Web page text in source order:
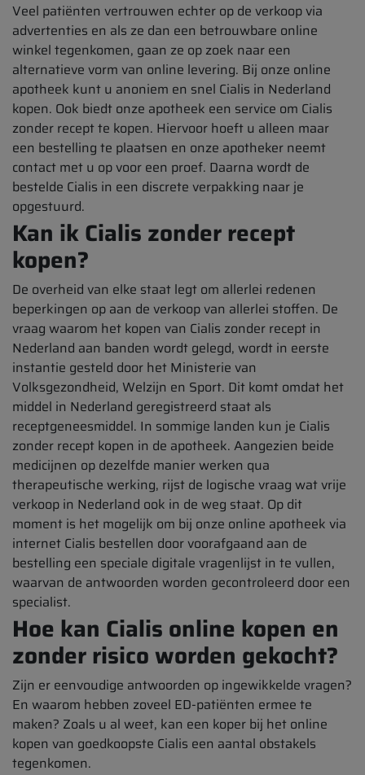
Veel patiënten vertrouwen echter op de verkoop via
advertenties en als ze dan een betrouwbare online
winkel tegenkomen, gaan ze op zoek naar een
alternatieve vorm van online levering. Bij onze online
apotheek kunt u anoniem en snel Cialis in Nederland
kopen. Ook biedt onze apotheek een service om Cialis
zonder recept te kopen. Hiervoor hoeft u alleen maar
een bestelling te plaatsen en onze apotheker neemt
contact met u op voor een proef. Daarna wordt de
bestelde Cialis in een discrete verpakking naar je
opgestuurd.
Kan ik Cialis zonder recept
kopen?
De overheid van elke staat legt om allerlei redenen
beperkingen op aan de verkoop van allerlei stoffen. De
vraag waarom het kopen van Cialis zonder recept in
Nederland aan banden wordt gelegd, wordt in eerste
instantie gesteld door het Ministerie van
Volksgezondheid, Welzijn en Sport. Dit komt omdat het
middel in Nederland geregistreerd staat als
receptgeneesmiddel. In sommige landen kun je Cialis
zonder recept kopen in de apotheek. Aangezien beide
medicijnen op dezelfde manier werken qua
therapeutische werking, rijst de logische vraag wat vrije
verkoop in Nederland ook in de weg staat. Op dit
moment is het mogelijk om bij onze online apotheek via
internet Cialis bestellen door voorafgaand aan de
bestelling een speciale digitale vragenlijst in te vullen,
waarvan de antwoorden worden gecontroleerd door een
specialist.
Hoe kan Cialis online kopen en
zonder risico worden gekocht?
Zijn er eenvoudige antwoorden op ingewikkelde vragen?
En waarom hebben zoveel ED-patiënten ermee te
maken? Zoals u al weet, kan een koper bij het online
kopen van goedkoopste Cialis een aantal obstakels
tegenkomen.